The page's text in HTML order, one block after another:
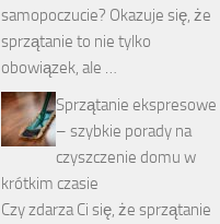
samopoczucie? Okazuje się, że
sprzątanie to nie tylko
obowiązek, ale …
Sprzątanie ekspresowe
– szybkie porady na
czyszczenie domu w
krótkim czasie
Czy zdarza Ci się, że sprzątanie